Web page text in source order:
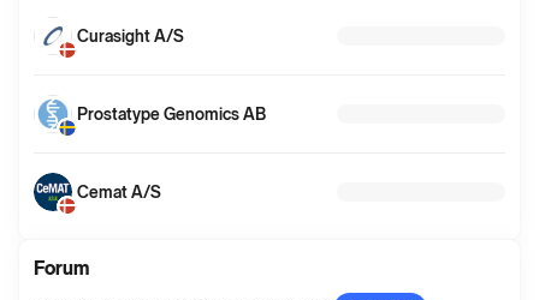
Curasight A/S
Prostatype Genomics AB
Cemat A/S
Forum